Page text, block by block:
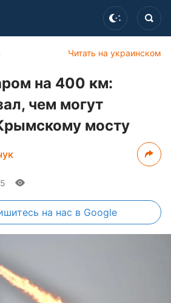
Читать на украинском
на 400 км:
чем могут
мосту
на нас в Google